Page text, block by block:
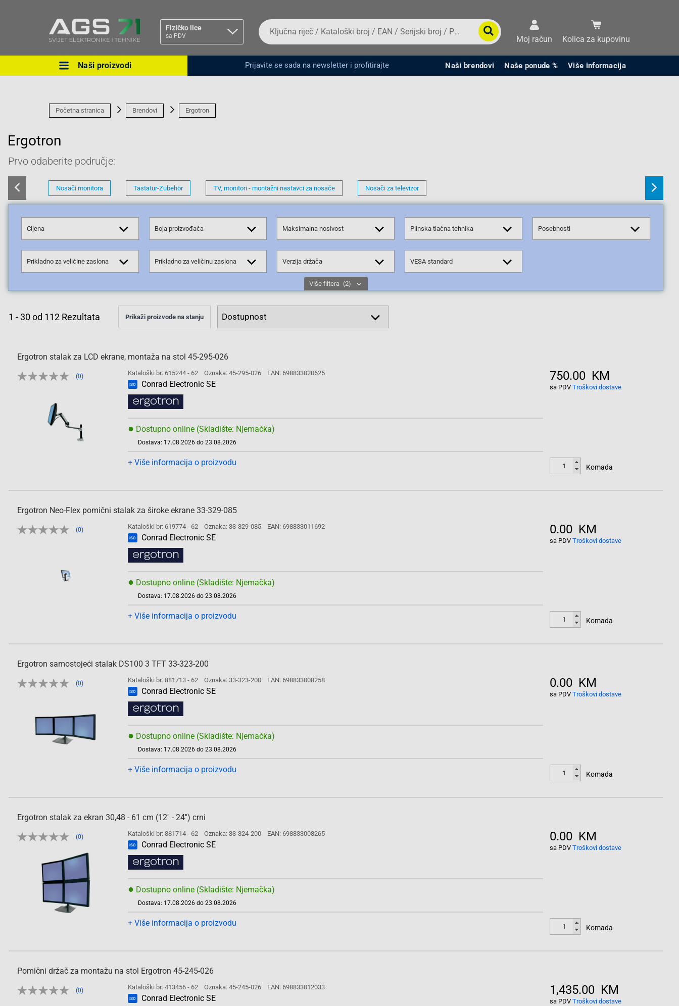
Fizičko lice
sa PDV
Ova postavka prilagođava asortiman proizvoda i
Pravno lice
Da
biste
potražili
proizvod,
unesite
Moj račun Kolica za kupovinu
Naši proizvodi Prijavite se sada na newsletter i profitirajte Naši brendovi Naše ponude % Više informacija
Početna stranica Brendovi Ergotron
Ergotron
Prvo odaberite područje:
Nosači monitora Tastatur-Zubehör TV, monitori - montažni nastavci za nosače Nosači za televizor
Cijena Boja proizvođača Maksimalna nosivost Plinska tlačna tehnika Posebnosti
Prikladno za veličine zaslona Prikladno za veličinu zaslona Verzija držača VESA standard
Više filtera (2)
1 - 30 od 112 Rezultata Prikaži proizvode na stanju
Ergotron stalak za LCD ekrane, montaža na stol 45-295-026
(0) Kataloški br: 615244 - 62 Oznaka: 45-295-026 EAN: 698833020625
ISO Conrad Electronic SE
● Dostupno online (Skladište: Njemačka)
Dostava: 17.08.2026 do 23.08.2026
+ Više informacija o proizvodu
750.00 KM
sa PDV Troškovi dostave
Komada
Ergotron Neo-Flex pomični stalak za široke ekrane 33-329-085
(0) Kataloški br: 619774 - 62 Oznaka: 33-329-085 EAN: 698833011692
ISO Conrad Electronic SE
● Dostupno online (Skladište: Njemačka)
Dostava: 17.08.2026 do 23.08.2026
+ Više informacija o proizvodu
0.00 KM
sa PDV Troškovi dostave
Komada
Ergotron samostojeći stalak DS100 3 TFT 33-323-200
(0) Kataloški br: 881713 - 62 Oznaka: 33-323-200 EAN: 698833008258
ISO Conrad Electronic SE
● Dostupno online (Skladište: Njemačka)
Dostava: 17.08.2026 do 23.08.2026
+ Više informacija o proizvodu
0.00 KM
sa PDV Troškovi dostave
Komada
Ergotron stalak za ekran 30,48 - 61 cm (12'' - 24'') crni
(0) Kataloški br: 881714 - 62 Oznaka: 33-324-200 EAN: 698833008265
ISO Conrad Electronic SE
● Dostupno online (Skladište: Njemačka)
Dostava: 17.08.2026 do 23.08.2026
+ Više informacija o proizvodu
0.00 KM
sa PDV Troškovi dostave
Komada
Pomični držač za montažu na stol Ergotron 45-245-026
(0) Kataloški br: 413456 - 62 Oznaka: 45-245-026 EAN: 698833012033
ISO Conrad Electronic SE
1,435.00 KM
sa PDV Troškovi dostave